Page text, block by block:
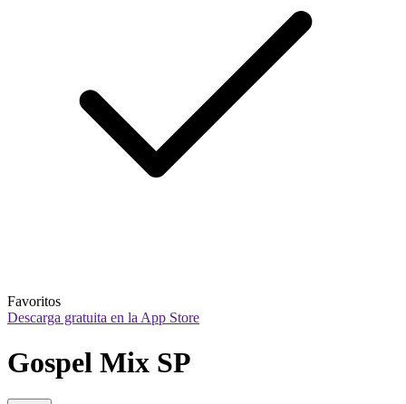
Favoritos
Descarga gratuita en la App Store
Gospel Mix SP